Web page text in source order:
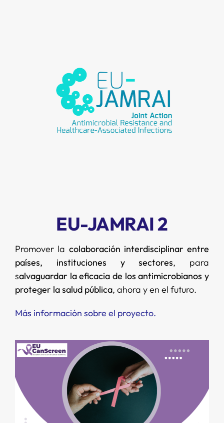
EU-JAMRAI 2
Promover la colaboración interdisciplinar entre
países, instituciones y sectores, para
salvaguardar la eficacia de los antimicrobianos y
proteger la salud pública, ahora y en el futuro.
Más información sobre el proyecto.